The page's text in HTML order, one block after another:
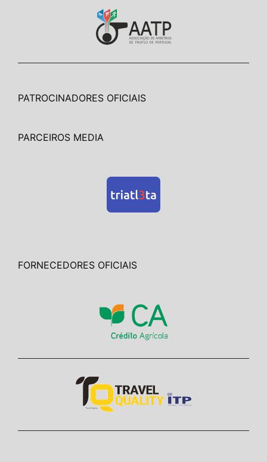
PATROCINADORES OFICIAIS
PARCEIROS MEDIA
FORNECEDORES OFICIAIS